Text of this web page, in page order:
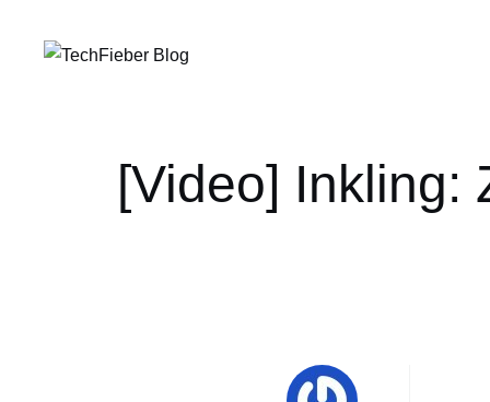
[Video] Inkling: